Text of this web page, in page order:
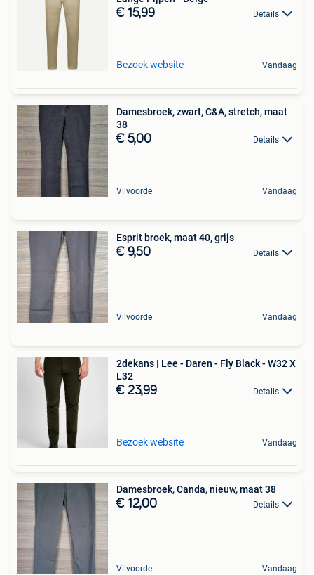
€ 15,99 Details
Bezoek website Vandaag
Damesbroek, zwart, C&A, stretch, maat
38
€ 5,00 Details
Vilvoorde Vandaag
Esprit broek, maat 40, grijs
€ 9,50 Details
Vilvoorde Vandaag
2dekans | Lee - Daren - Fly Black - W32 X
L32
€ 23,99 Details
Bezoek website Vandaag
Damesbroek, Canda, nieuw, maat 38
€ 12,00 Details
Vilvoorde Vandaag